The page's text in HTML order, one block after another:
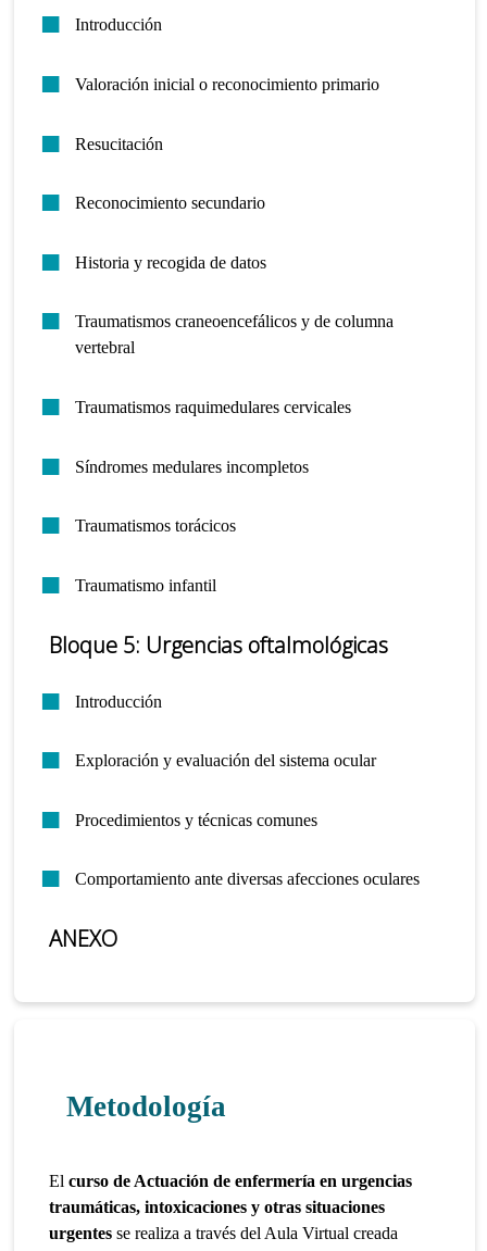
Introducción
Valoración inicial o reconocimiento primario
Resucitación
Reconocimiento secundario
Historia y recogida de datos
Traumatismos craneoencefálicos y de columna
vertebral
Traumatismos raquimedulares cervicales
Síndromes medulares incompletos
Traumatismos torácicos
Traumatismo infantil
Bloque 5: Urgencias oftalmológicas
Introducción
Exploración y evaluación del sistema ocular
Procedimientos y técnicas comunes
Comportamiento ante diversas afecciones oculares
ANEXO
Metodología
Elcurso de Actuación de enfermería en urgencias
traumáticas, intoxicaciones y otras situaciones
urgentes se realiza a través del Aula Virtual creada